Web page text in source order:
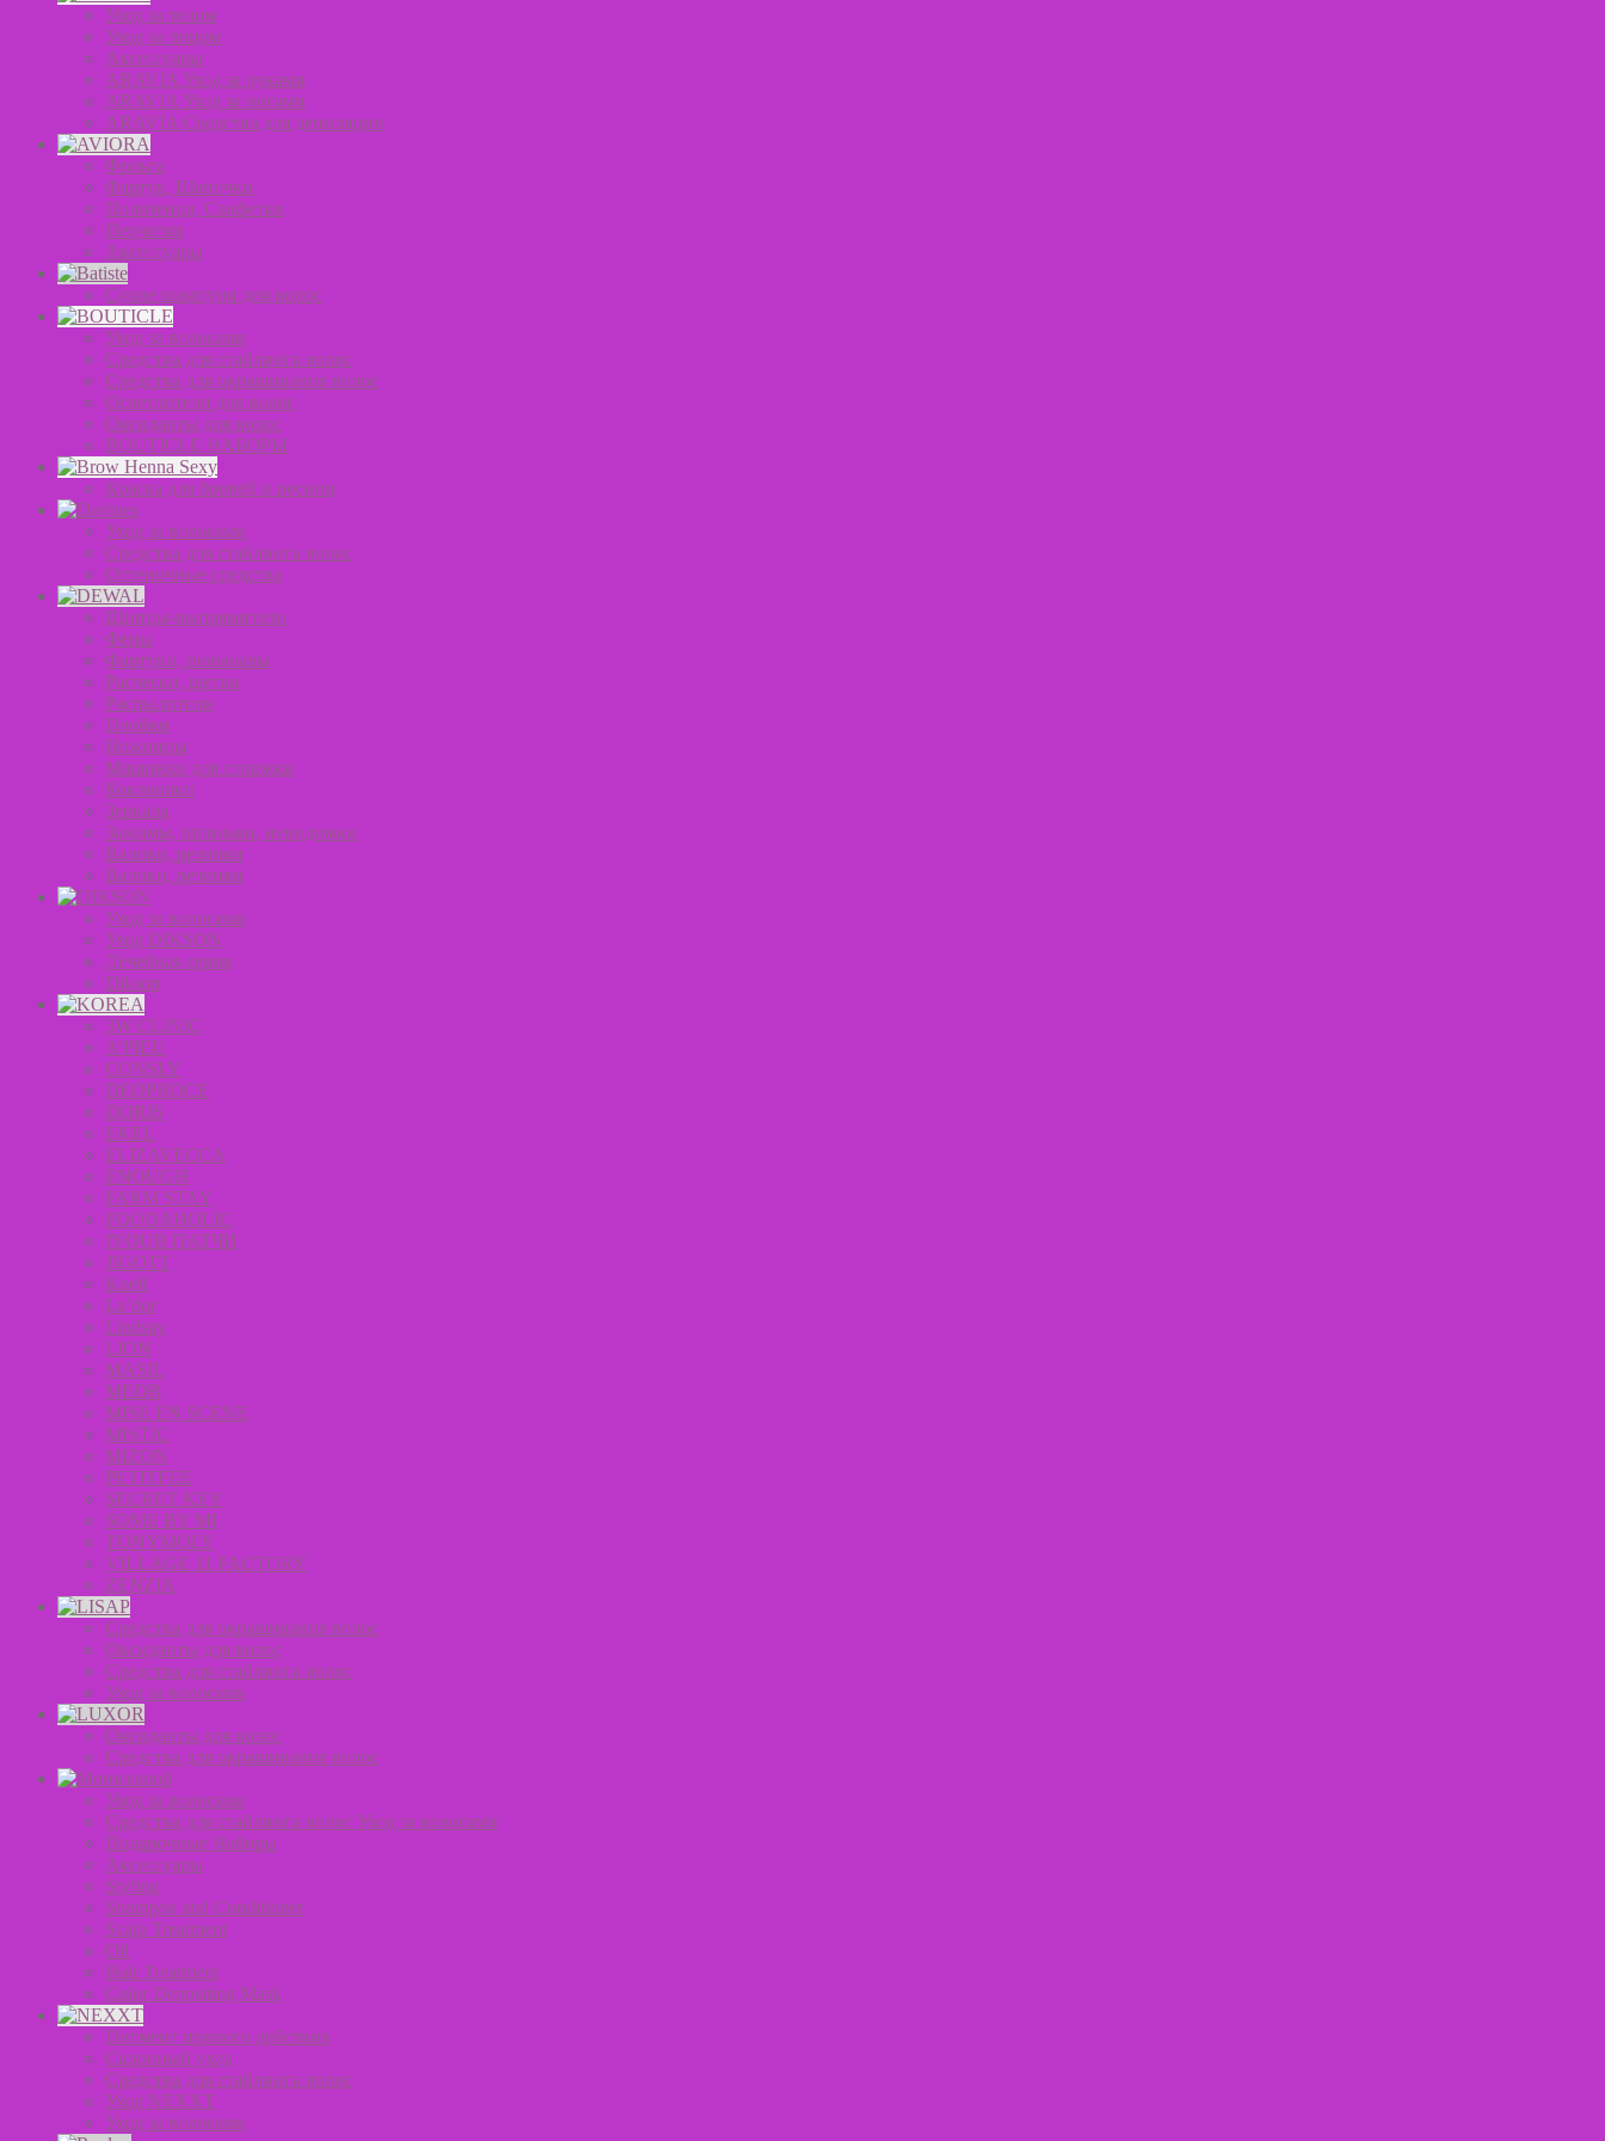
Уход за телом
Уход за лицом
Аксессуары
ARAVIA Уход за руками
ARAVIA Уход за ногами
ARAVIA Средства для депиляции
Фольга
Фартук, Шапочки
Полотенца, Салфетки
Перчатки
Аксессуары
Сухие шампуни для волос
Уход за волосами
Средства для стайлинга волос
Средства для окрашивания волос
Осветлители для волос
Оксиданты для волос
BOUTICLE НАБОРЫ
Краска для бровей и ресниц
Уход за волосами
Средства для стайлинга волос
Оттеночные средства
Щипцы-выпрямители
Фены
Фартуки, пеньюары
Расчески, щетки
Распылители
Плойки
Ножницы
Машинки для стрижки
Коклюшки
Зеркала
Зажимы, шпильки, невидимки
Валики, резинки
Валики, резинки
Уход за волосами
Уход DIKSON
Лечебная серия
Dikson
3W CLINIC
A’PIEU
CONSLY
DEOPROCE
DORIS
EKEL
ELIZAVECCA
ENOUGH
FARM STAY
FOODAHOLIC
IYOUB ПАТЧИ
JIGOTT
Koelf
La’dor
Lindsay
LION
MASIL
MEDB
MISE EN SCENE
MISTIC
MIZON
PETITFEE
SECRET KEY
SOME BY MI
TONYMOLY
VILLAGE 11 FACTORY
ZENZIA
Средства для окрашивания волос
Оксиданты для волос
Средства для стайлинга волос
Уход за волосами
Оксиданты для волос
Средства для окрашивания волос
Уход за волосами
Средства для стайлинга волос Уход за волосами
Подарочные Наборы
Аксессуары
Styling
Shampoo and Conditioner
Scalp Treatment
Oil
Hair Treatment
Color Depositing Mask
Пигмент прямого действия
Салонный уход
Средства для стайлинга волос
Уход NEXXT
Уход за волосами